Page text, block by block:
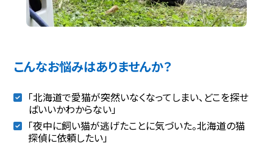
こんなお悩みはありませんか？
「北海道で愛猫が突然いなくなってしまい、どこを探せ
ばいいかわからない」
「夜中に飼い猫が逃げたことに気づいた。北海道の猫
探偵に依頼したい」